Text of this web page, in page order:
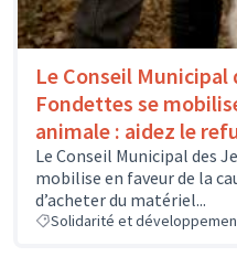
Le Conseil Municipal
Fondettes se
animale : aidez le
Le Conseil Municipal des
mobilise en faveur de la
d’acheter du matériel...
Solidarité et